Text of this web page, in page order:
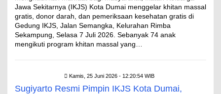
Jawa Sekitarnya (IKJS) Kota Dumai menggelar khitan massal
gratis, donor darah, dan pemeriksaan kesehatan gratis di
Gedung IKJS, Jalan Semangka, Kelurahan Rimba
Sekampung, Selasa 7 Juli 2026. Sebanyak 74 anak
mengikuti program khitan massal yang…
Kamis, 25 Juni 2026 - 12:20:54 WIB
Sugiyarto Resmi Pimpin IKJS Kota Dumai,